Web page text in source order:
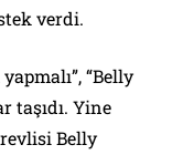
verdi.
“Belly
taşıdı. Yine
Belly